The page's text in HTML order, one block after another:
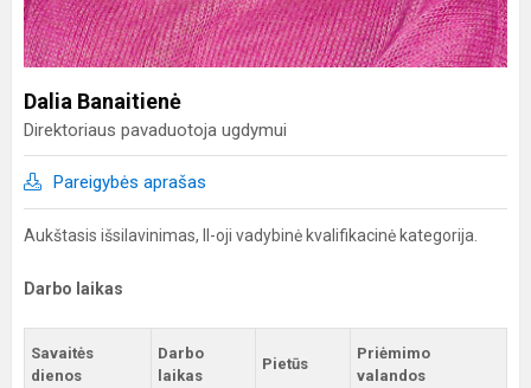
Dalia Banaitienė
Direktoriaus pavaduotoja ugdymui
Pareigybės aprašas
Aukštasis išsilavinimas, II-oji vadybinė kvalifikacinė kategorija.
Darbo laikas
Savaitės
dienos
Darbo
laikas
Pietūs
Priėmimo
valandos